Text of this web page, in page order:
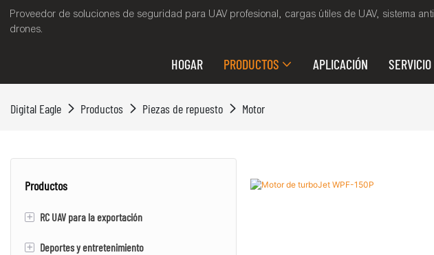
Proveedor de soluciones de seguridad para UAV profesional, cargas útiles de UAV, sistema anti
drones.
HOGAR PRODUCTOS APLICACIÓN SERVICIO
Digital Eagle Productos Piezas de repuesto Motor
Productos
+ RC UAV para la exportación
RC VTOL ALA fija UAV/DRONE
+ Deportes y entretenimiento